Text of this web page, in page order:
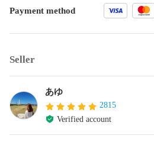
Payment method
Seller
あゆ
2815
Verified account